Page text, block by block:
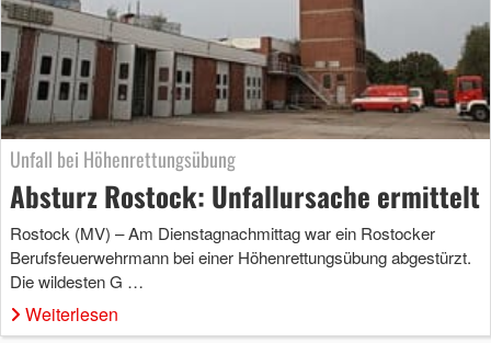
Unfall bei Höhenrettungsübung
Absturz Rostock: Unfallursache ermittelt
Rostock (MV) – Am Dienstagnachmittag war ein Rostocker
Berufsfeuerwehrmann bei einer Höhenrettungsübung abgestürzt.
Die wildesten G …
Weiterlesen